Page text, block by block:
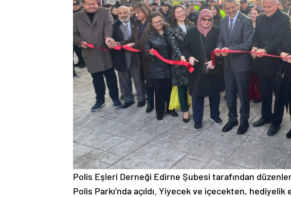
Polis Eşleri Derneği Edirne Şubesi tarafından
Polis Parkı’nda açıldı. Yiyecek ve içecekten,